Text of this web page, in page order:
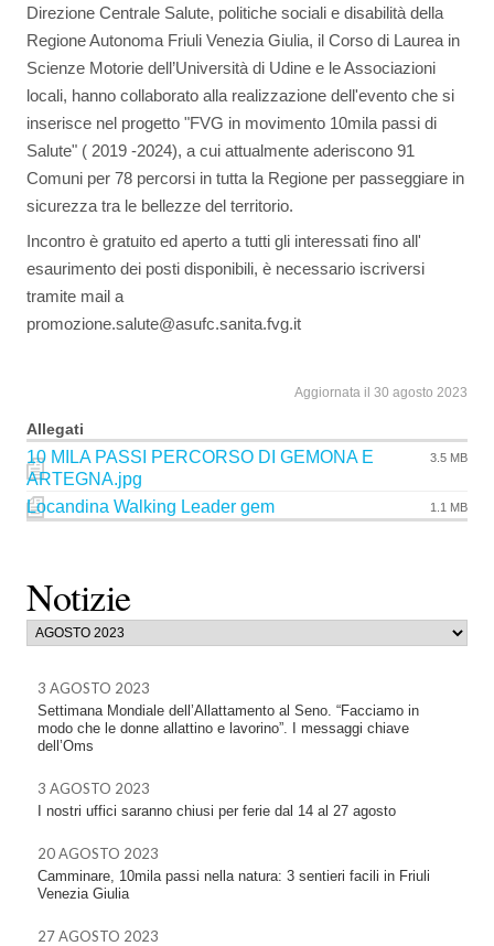
Notizie
3 AGOSTO 2023
Settimana Mondiale dell’Allattamento al Seno. “Facciamo in
modo che le donne allattino e lavorino”. I messaggi chiave
dell’Oms
3 AGOSTO 2023
I nostri uffici saranno chiusi per ferie dal 14 al 27 agosto
20 AGOSTO 2023
Camminare, 10mila passi nella natura: 3 sentieri facili in Friuli
Venezia Giulia
27 AGOSTO 2023
Direzione Centrale Salute, politiche sociali e disabilità della
Regione Autonoma Friuli Venezia Giulia, il Corso di Laurea in
Scienze Motorie dell’Università di Udine e le Associazioni
locali, hanno collaborato alla realizzazione dell'evento che si
inserisce nel progetto "FVG in movimento 10mila passi di
Salute" ( 2019 -2024), a cui attualmente aderiscono 91
Comuni per 78 percorsi in tutta la Regione per passeggiare in
sicurezza tra le bellezze del territorio.
Incontro è gratuito ed aperto a tutti gli interessati fino all'
esaurimento dei posti disponibili, è necessario iscriversi
tramite mail a
promozione.salute@asufc.sanita.fvg.it
Aggiornata il 30 agosto 2023
Allegati
10 MILA PASSI PERCORSO DI GEMONA E
ARTEGNA.jpg
3.5 MB
Locandina Walking Leader gem 1.1 MB